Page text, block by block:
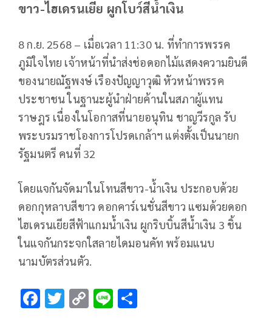
ขาว-ไฮเดรนเยีย ผูกโบว์สีน้ำเงิน
8 ก.ย. 2568 – เมื่อเวลา 11:30 น. ที่ทำการพรรค
ภูมิใจไทย เจ้าหน้าที่นำส่งช่อดอกไม้แสดงความยินดี
ของนายณัฐพงษ์ เรืองปัญญาวุฒิ หัวหน้าพรรค
ประชาชน ในฐานะผู้นำฝ่ายค้านในสภาผู้แทน
ราษฎร เนื่องในโอกาสที่นายอนุทิน ชาญวีรกูล รับ
พระบรมราชโองการโปรดเกล้าฯ แต่งตั้งเป็นนายก
รัฐมนตรี คนที่ 32
โดยแจกันจัดมาในโทนสีขาว-น้ำเงิน ประกอบด้วย
ดอกกุหลาบสีขาว ดอกคาร์เนชั่นสีขาว แซมด้วยดอก
ไฮเดรนเยียสีฟ้าแกมน้ำเงิน ผูกริบบิ้นสีน้ำเงิน 3 ชิ้น
ในแจกันกระจกใสลายไดมอนคัท พร้อมแนบ
นามบัตรส่วนตัว.
F T C Li